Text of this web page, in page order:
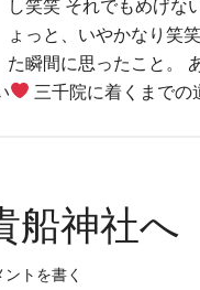
し笑笑 それでもめげな
ょっと、いやかなり笑
た瞬間に思ったこと。
三千院に着くまでの
船神社へ
ントを書く